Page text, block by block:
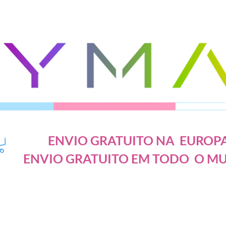
ENVIO GRATUITO NA
ENVIO GRATUITO EM TODO O